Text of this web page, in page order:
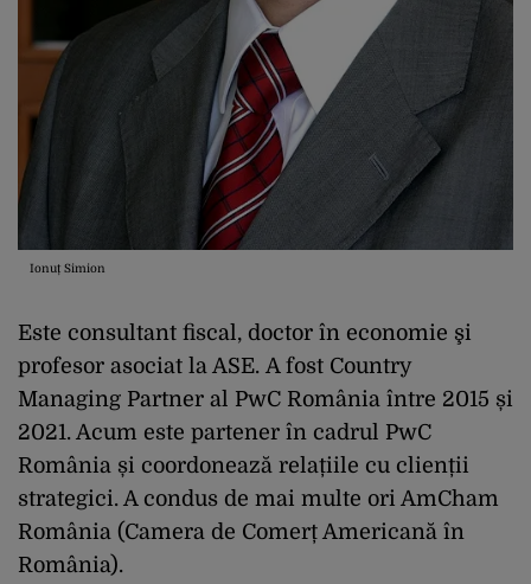
Ionuț Simion
Este consultant fiscal, doctor în economie şi
profesor asociat la ASE. A fost Country
Managing Partner al PwC România între 2015 și
2021. Acum este partener în cadrul PwC
România și coordonează relațiile cu clienții
strategici. A condus de mai multe ori AmCham
România (Camera de Comerț Americană în
România).